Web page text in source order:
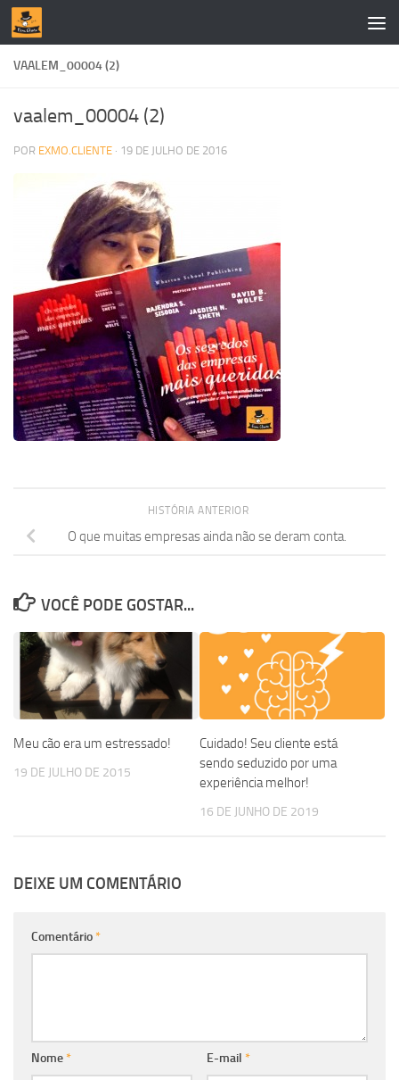
Skip to content
VAALEM_00004 (2)
vaalem_00004 (2)
POR EXMO.CLIENTE · 19 DE JULHO DE 2016
HISTÓRIA ANTERIOR
O que muitas empresas ainda não se deram conta.
VOCÊ PODE GOSTAR...
Meu cão era um estressado!
19 DE JULHO DE 2015
Cuidado! Seu cliente está
sendo seduzido por uma
experiência melhor!
16 DE JUNHO DE 2019
DEIXE UM COMENTÁRIO
Comentário*
Nome* E-mail *